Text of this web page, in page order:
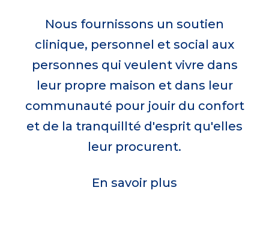
Quand vous soutenez VON, vous aidez
à faire en sorte que tout le monde
puisse bénéficier de soins à domicile et
en milieu communautaire qui sont
accessibles, abordables et de qualité.
Nous fournissons un soutien
clinique, personnel et social aux
personnes qui veulent vivre dans
leur propre maison et dans leur
communauté pour jouir du confort
et de la tranquillté d'esprit qu'elles
leur procurent.
En savoir plus
Appliquer aujourd'hui
Celebrating VON Week, May 17 to May
23, 2026.
Join the celebration!